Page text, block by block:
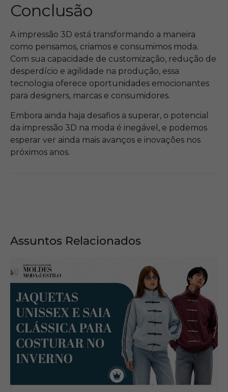
Conclusão
A impressão 3D está transformando a maneira
como pensamos, criamos e consumimos moda.
Com sua capacidade de customização, redução de
desperdício e agilidade na produção, essa
tecnologia oferece oportunidades emocionantes
para designers, marcas e consumidores.
Embora ainda haja desafios a superar, o potencial
da impressão 3D na moda é inegável, e podemos
esperar ver ainda mais avanços e inovações nos
próximos anos.
Assuntos Relacionados